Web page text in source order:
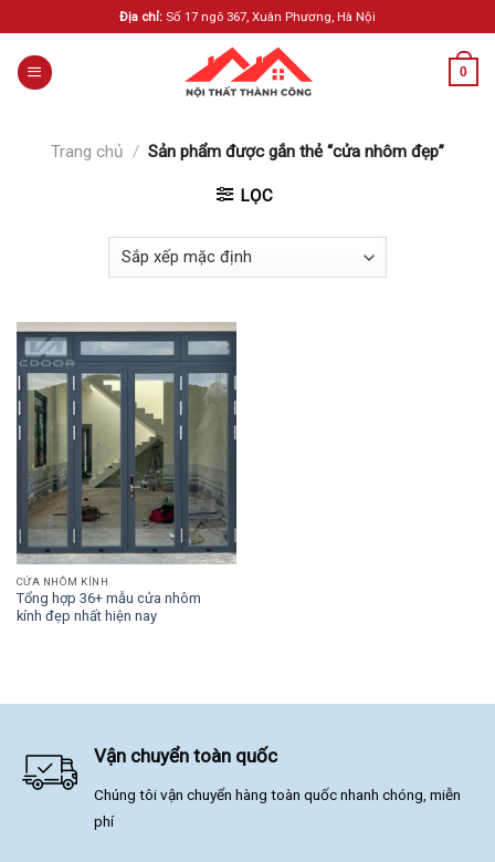
to
content
Địa chỉ: Số 17 ngõ 367, Xuân Phương, Hà Nội
0
Trang chủ / Sản phẩm được gắn thẻ “cửa nhôm đẹp”
LỌC
CỬA NHÔM KÍNH
Tổng hợp 36+ mẫu cửa nhôm
kính đẹp nhất hiện nay
Vận chuyển toàn quốc
Chúng tôi vận chuyển hàng toàn quốc nhanh chóng, miễn
phí